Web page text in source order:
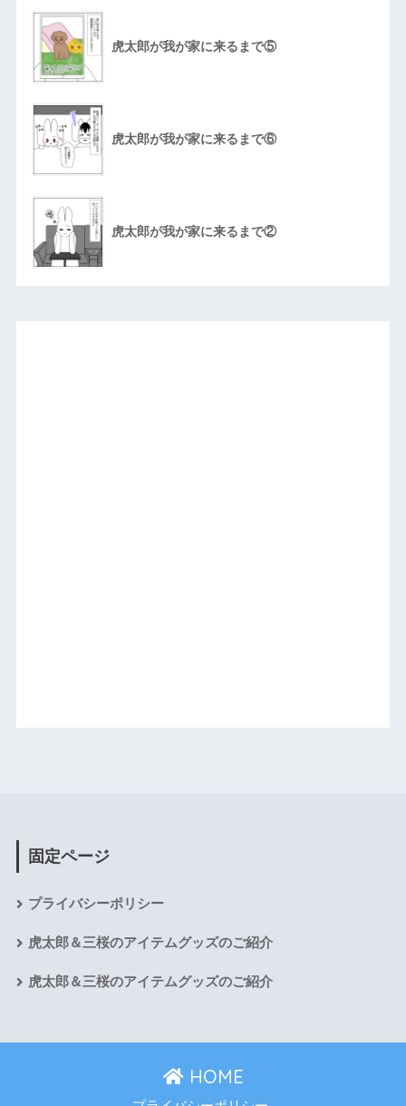
虎太郎が我が家に来るまで⑤
虎太郎が我が家に来るまで⑥
虎太郎が我が家に来るまで②
固定ページ
プライバシーポリシー
虎太郎＆三桜のアイテムグッズのご紹介
虎太郎＆三桜のアイテムグッズのご紹介
HOME